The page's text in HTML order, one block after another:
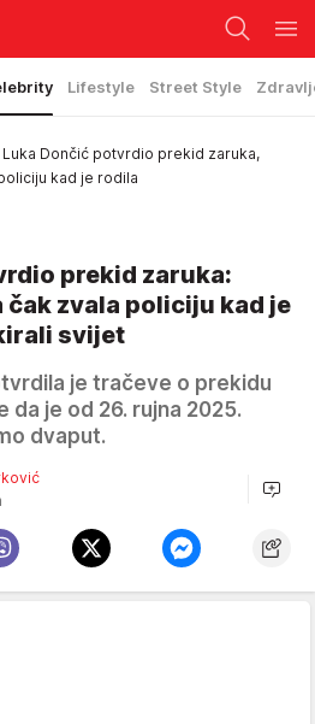
Lifestyle Street Style
Luka Dončić potvrdio prekid zaruka,
kad je rodila
prekid zaruka:
čak zvala policiju kad je
svijet
je tračeve o prekidu
da je od 26. rujna 2025.
dvaput.